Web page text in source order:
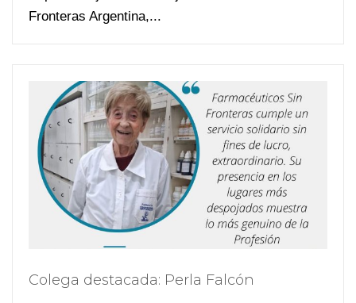
Fronteras Argentina,...
Colega destacada: Perla Falcón